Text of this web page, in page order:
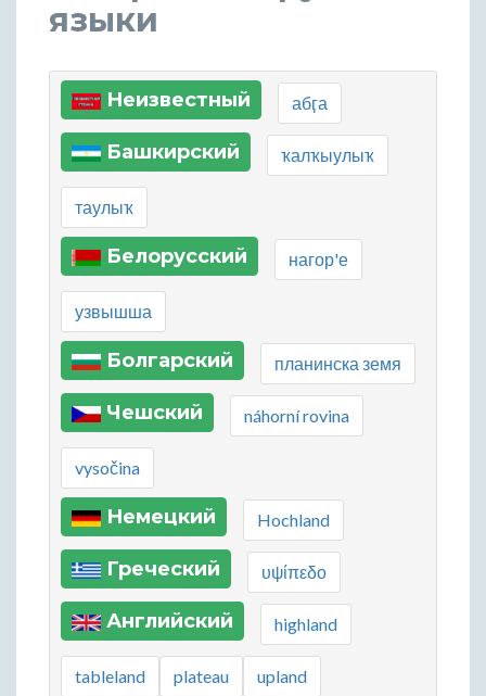
языки
Неизвестный абӷа
Башкирский ҡалҡыулыҡ
таулыҡ
Белорусский нагор'е
узвышша
Болгарский планинска земя
Чешский náhorní rovina
vysočina
Немецкий Hochland
Греческий υψίπεδο
Английский highland
tableland plateau upland